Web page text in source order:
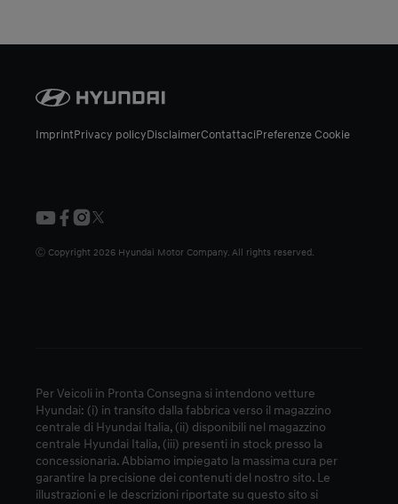
ImprintPrivacy policyDisclaimerContattaciPreferenze Cookie
Ⓒ Copyright 2026 Hyundai Motor Company. All rights reserved.
Per Veicoli in Pronta Consegna si intendono vetture
Hyundai: (i) in transito dalla fabbrica verso il magazzino
centrale di Hyundai Italia, (ii) disponibili nel magazzino
centrale Hyundai Italia, (iii) presenti in stock presso la
concessionaria. Abbiamo impiegato la massima cura per
garantire la precisione dei contenuti del nostro sito. Le
illustrazioni e le descrizioni riportate su questo sito si